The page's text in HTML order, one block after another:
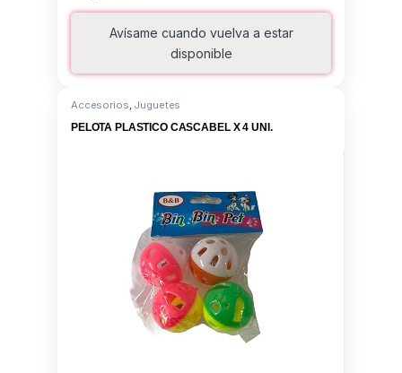
Avísame cuando vuelva a estar
disponible
Accesorios Juguetes
PELOTA PLASTICO CASCABEL X 4 UNI.